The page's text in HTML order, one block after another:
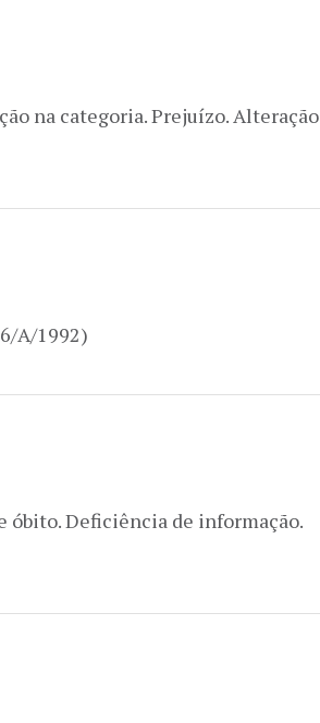
na categoria. Prejuízo. Alteração
A/1992)
óbito. Deficiência de informação.